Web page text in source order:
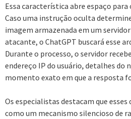
Essa característica abre espaço
Caso uma instrução oculta
imagem armazenada em um
atacante, o ChatGPT buscará esse
Durante o processo, o servidor
endereço IP do usuário, detalhes do
momento exato em que a resposta
Os especialistas destacam que
como um mecanismo silencioso de